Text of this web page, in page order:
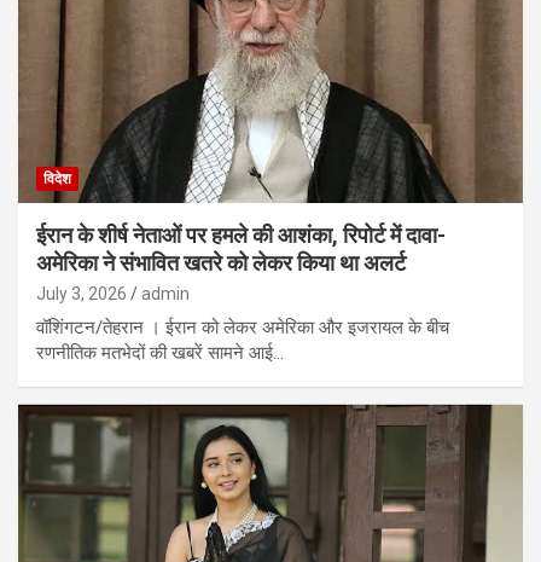
विदेश
ईरान के शीर्ष नेताओं पर हमले की आशंका, रिपोर्ट में दावा-
अमेरिका ने संभावित खतरे को लेकर किया था अलर्ट
July 3, 2026 admin
वॉशिंगटन/तेहरान । ईरान को लेकर अमेरिका और इजरायल के बीच
रणनीतिक मतभेदों की खबरें सामने आई…